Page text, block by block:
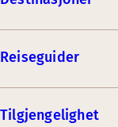
Reiseguider
Tilgjengelighet